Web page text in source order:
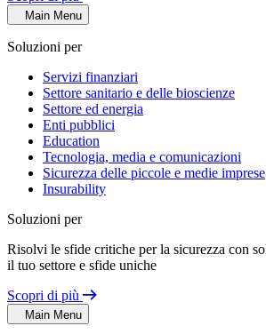
Main Menu
Soluzioni per
Servizi finanziari
Settore sanitario e delle bioscienze
Settore ed energia
Enti pubblici
Education
Tecnologia, media e comunicazioni
Sicurezza delle piccole e medie imprese
Insurability
Soluzioni per
Risolvi le sfide critiche per la sicurezza con
il tuo settore e sfide uniche
Scopri di più
Main Menu